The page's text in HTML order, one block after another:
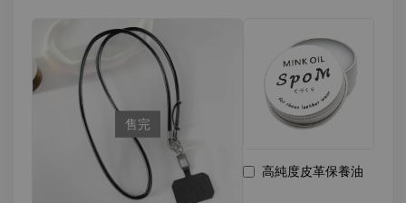
售完
高純度皮革保養油